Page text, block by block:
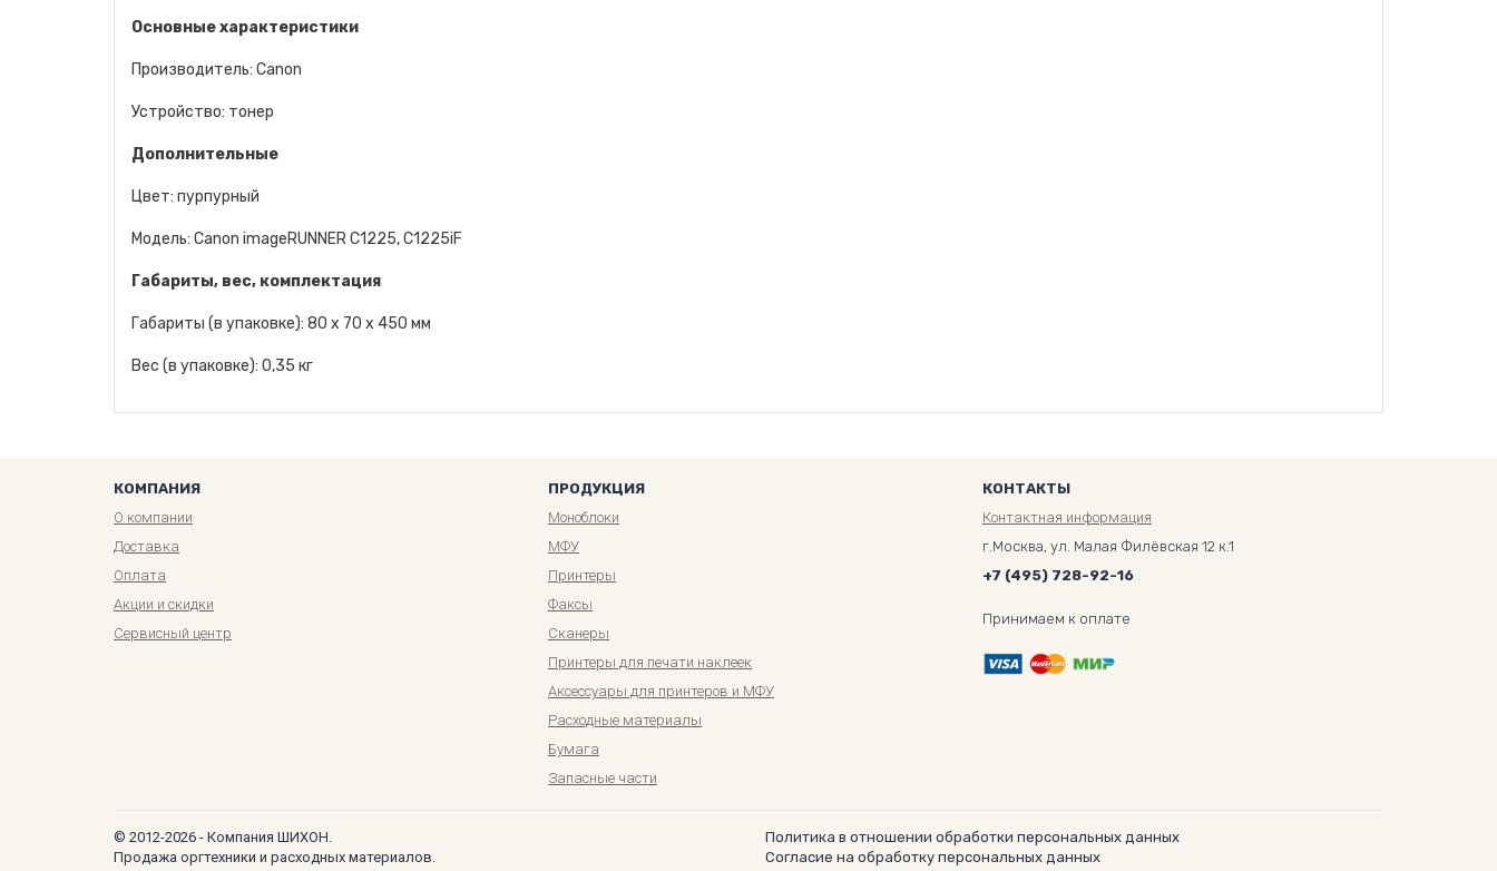
Основные характеристики
Производитель: Canon
Устройство: тонер
Дополнительные
Цвет: пурпурный
Модель: Canon imageRUNNER C1225, C1225iF
Габариты, вес, комплектация
Габариты (в упаковке): 80 x 70 x 450 мм
Вес (в упаковке): 0,35 кг
КОМПАНИЯ
О компании
Доставка
Оплата
Акции и скидки
Сервисный центр
ПРОДУКЦИЯ
Моноблоки
МФУ
Принтеры
Факсы
Сканеры
Принтеры для печати наклеек
Аксессуары для принтеров и МФУ
Расходные материалы
Бумага
Запасные части
КОНТАКТЫ
Контактная информация
г.Москва, ул. Малая Филёвская 12 к.1
+7 (495) 728-92-16
Принимаем к оплате
© 2012-2026 - Компания ШИХОН.
Продажа оргтехники и расходных материалов.
Политика в отношении обработки персональных данных
Согласие на обработку персональных данных